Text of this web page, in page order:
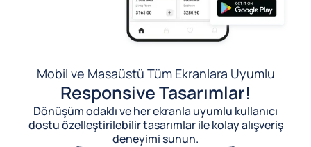
Mobil ve Masaüstü Tüm Ekranlara Uyumlu
Responsive Tasarımlar!
Dönüşüm odaklı ve her ekranla uyumlu kullanıcı
dostu özelleştirilebilir tasarımlar ile kolay alışveriş
deneyimi sunun.